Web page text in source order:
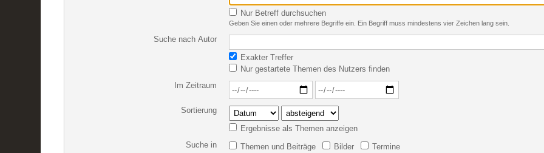
Nur Betreff durchsuchen
Geben Sie einen oder mehrere Begriffe ein. Ein Begriff muss mindestens vier Zeichen lang sein.
Suche nach Autor
Exakter Treffer
Nur gestartete Themen des Nutzers finden
Im Zeitraum
Sortierung
Ergebnisse als Themen anzeigen
Suche in
Themen und Beiträge Bilder Termine